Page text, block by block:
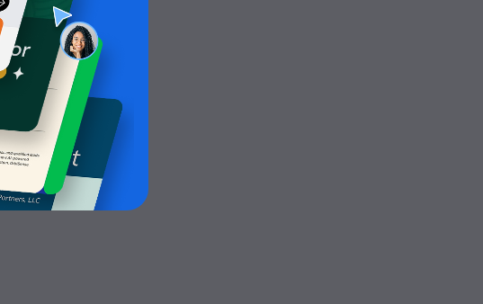
creas
para tu
la curiosidad es un
para mostrarte
el que te